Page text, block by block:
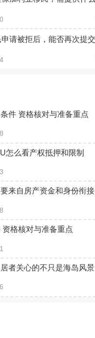
件 资格核对与准备重点
怎么看产权抵押和限制
来自房产资金和身份衔接
格核对与准备重点
者关心的不只是海岛风景